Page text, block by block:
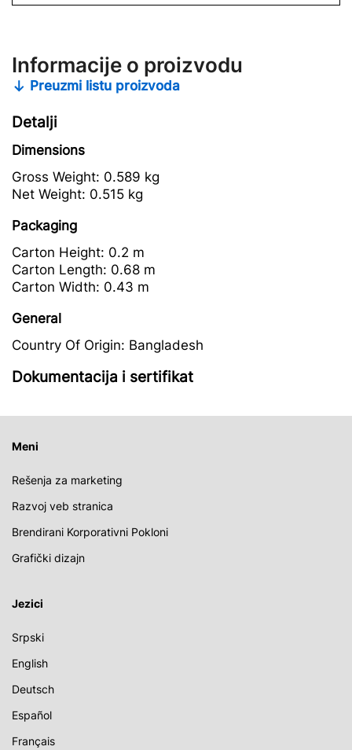
Informacije o proizvodu
Preuzmi listu proizvoda
Detalji
Dimensions
Gross Weight: 0.589 kg
Net Weight: 0.515 kg
Packaging
Carton Height: 0.2 m
Carton Length: 0.68 m
Carton Width: 0.43 m
General
Country Of Origin: Bangladesh
Dokumentacija i sertifikat
Meni
Rešenja za marketing
Razvoj veb stranica
Brendirani Korporativni Pokloni
Grafički dizajn
Jezici
Srpski
English
Deutsch
Español
Français